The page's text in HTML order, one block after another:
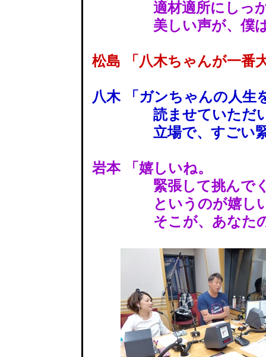
適材適所にしっか
美しい声が、僕は
松島 「八木ちゃんが一番
八木 「ガンちゃんの人生
読ませていただい
立場で、すごい緊
岩本 「嬉しいね。
緊張して挑んでく
というのが嬉しい
そこが、あなたの